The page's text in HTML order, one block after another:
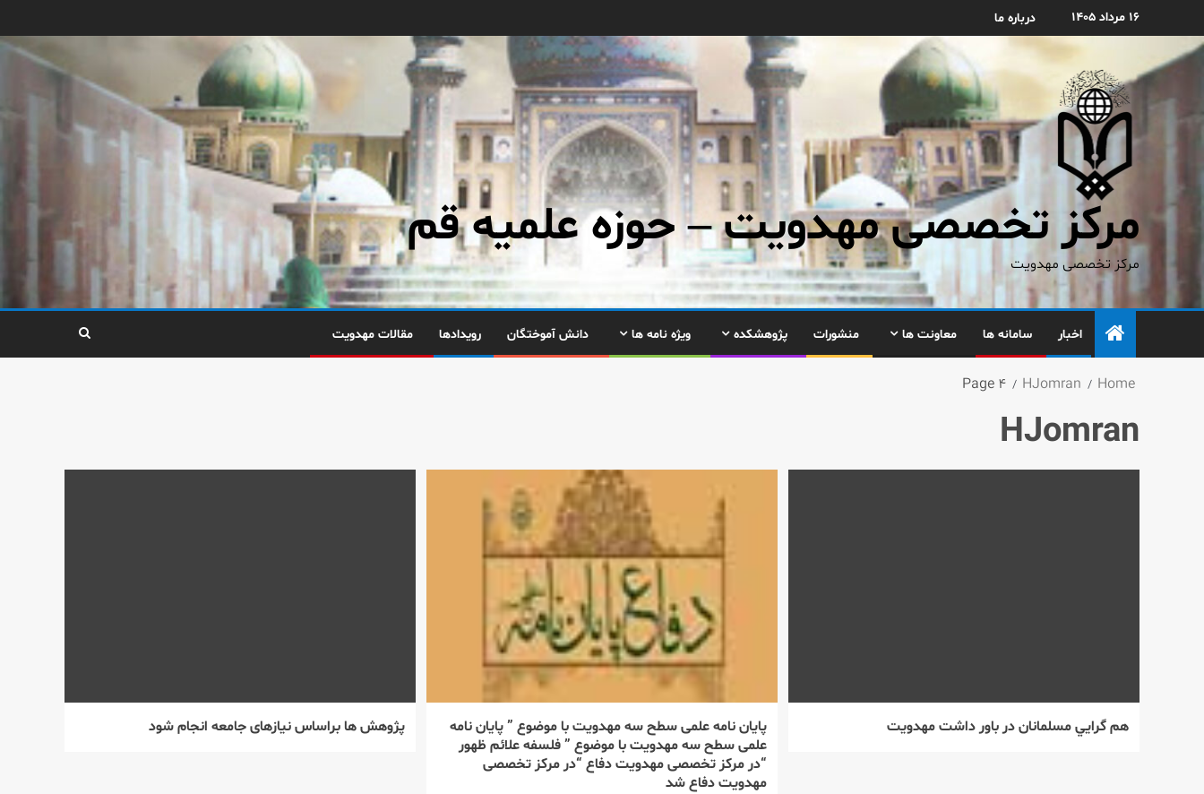
۱۶ مرداد ۱۴۰۵ درباره ما
مرکز تخصصی مهدویت – حوزه علمیه قم
مرکز تخصصی مهدویت
اخبار سامانه ها معاونت ها منشورات پژوهشکده ویژه نامه ها دانش آموختگان رویدادها مقالات مهدویت
Home
HJomran
Page 4
HJomran
هم گرايي مسلمانان در باور داشت مهدويت
پایان نامه علمی سطح سه مهدویت با موضوع ” پایان نامه
علمی سطح سه مهدویت با موضوع ” فلسفه علائم ظهور
“در مركز تخصصی مهدویت دفاع “در مركز تخصصی
مهدویت دفاع شد
پژوهش ها براساس نیازهای جامعه انجام شود